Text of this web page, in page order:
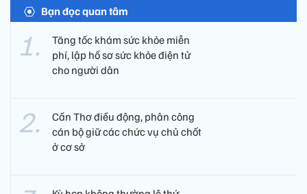
Bạn đọc quan tâm
Tăng tốc khám sức khỏe miễn
phí, lập hồ sơ sức khỏe điện tử
cho người dân
Cần Thơ điều động, phân công
cán bộ giữ các chức vụ chủ chốt
ở cơ sở